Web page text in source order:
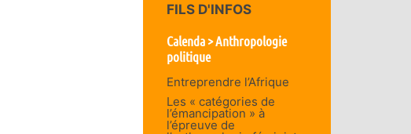
FILS D'INFOS
Calenda > Anthropologie
politique
Entreprendre l’Afrique
Les « catégories de
l’émancipation » à
l’épreuve de